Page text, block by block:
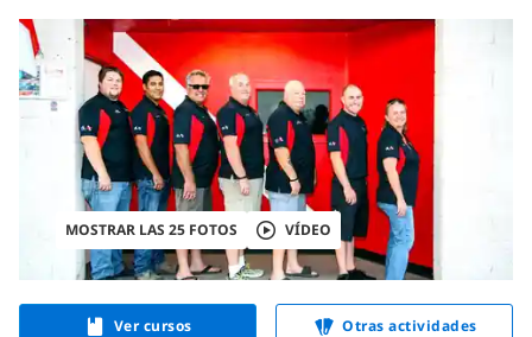
MOSTRAR LAS 25 FOTOS VÍDEO
Ver cursos Otras actividades